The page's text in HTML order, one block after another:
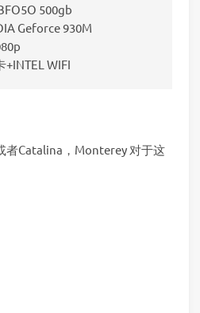
500gb
Geforce 930M
WIFI
者Catalina，Monterey 对于这